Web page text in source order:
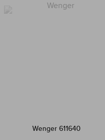
Wenger 611640